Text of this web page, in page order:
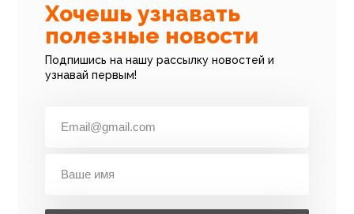
Хочешь узнавать
полезные новости
Подпишись на нашу рассылку новостей и
узнавай первым!